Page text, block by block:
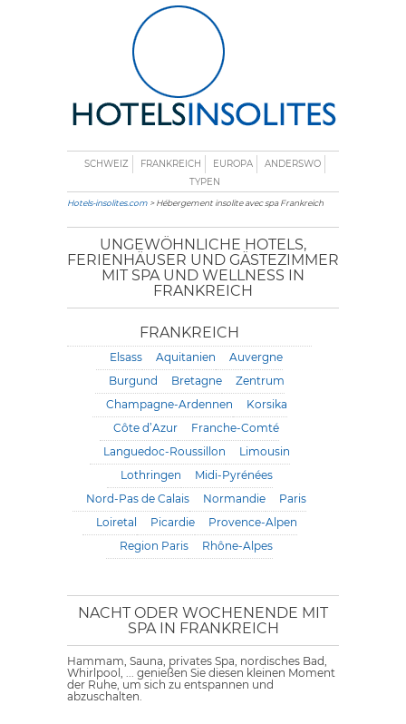
SCHWEIZ FRANKREICH EUROPA
ANDERSWO
TYPEN
Hotels-insolites.com > Hébergement insolite avec spa Frankreich
UNGEWÖHNLICHE HOTELS,
FERIENHÄUSER UND GÄSTEZIMMER
MIT SPA UND WELLNESS IN
FRANKREICH
FRANKREICH
Elsass Aquitanien
Auvergne
Burgund
Bretagne
Zentrum
Champagne-Ardennen
Korsika
Côte d’Azur
Franche-Comté
Languedoc-Roussillon
Limousin
Lothringen
Midi-Pyrénées
Nord-Pas de Calais
Normandie
Paris
Loiretal
Picardie
Provence-Alpen
Region Paris
Rhône-Alpes
NACHT ODER WOCHENENDE MIT
SPA IN FRANKREICH
Hammam, Sauna, privates Spa, nordisches Bad,
Whirlpool, ... genießen Sie diesen kleinen Moment
der Ruhe, um sich zu entspannen und
abzuschalten.